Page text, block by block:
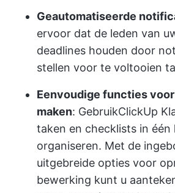
Geautomatiseerde
ervoor dat de leden van
deadlines houden door
stellen voor te voltooien
Eenvoudige functies
maken: GebruikClickUp
taken en checklists in één
organiseren. Met de
uitgebreide opties voor
bewerking kunt u